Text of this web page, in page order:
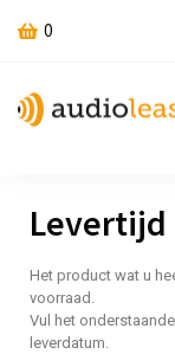
0
Levertijd
Het product wat u
voorraad.
Vul het
leverdatum.